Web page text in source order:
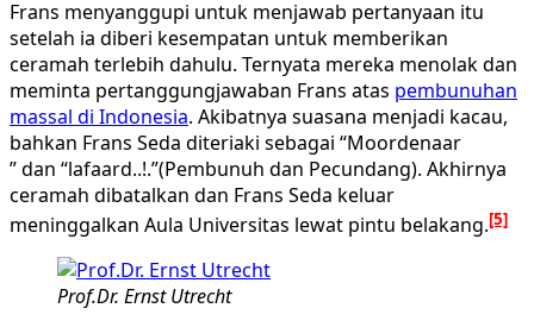
Frans menyanggupi untuk menjawab pertanyaan itu
setelah ia diberi kesempatan untuk memberikan
ceramah terlebih dahulu. Ternyata mereka menolak dan
meminta pertanggungjawaban Frans atas pembunuhan
massal di Indonesia. Akibatnya suasana menjadi kacau,
bahkan Frans Seda diteriaki sebagai “Moordenaar
” dan “lafaard..!.”(Pembunuh dan Pecundang). Akhirnya
ceramah dibatalkan dan Frans Seda keluar
meninggalkan Aula Universitas lewat pintu belakang.[5]
Prof.Dr. Ernst Utrecht